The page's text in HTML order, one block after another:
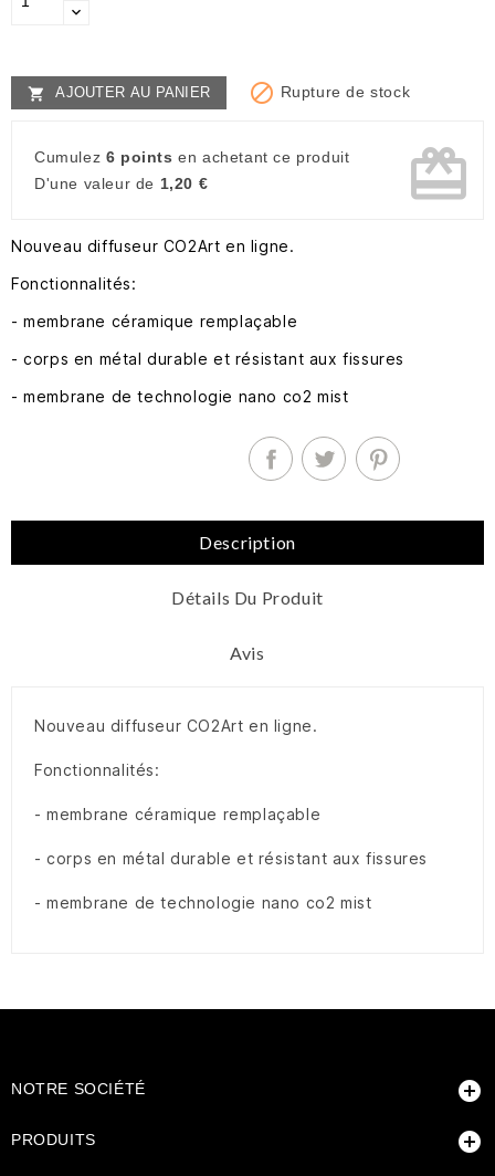
 AJOUTER AU PANIER  Rupture de stock
Cumulez 6 points en achetant ce produit
D'une valeur de 1,20 € card_giftcard
Nouveau diffuseur CO2Art en ligne.
Fonctionnalités:
- membrane céramique remplaçable
- corps en métal durable et résistant aux fissures
- membrane de technologie nano co2 mist
Description
Détails Du Produit
Avis
Nouveau diffuseur CO2Art en ligne.
Fonctionnalités:
- membrane céramique remplaçable
- corps en métal durable et résistant aux fissures
- membrane de technologie nano co2 mist
NOTRE SOCIÉTÉ 
PRODUITS 